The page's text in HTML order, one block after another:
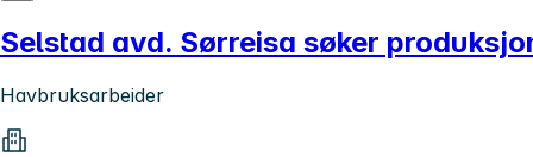
Selstad avd. Sørreisa søker
Havbruksarbeider